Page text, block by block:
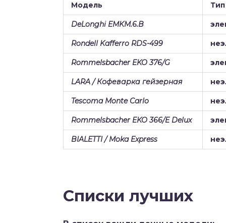
Модель Тип
DeLonghi EMKM.6.B
Rondell Kafferro RDS-499
Rommelsbacher EKO 376/G
LARA / Кофеварка гейзерная
Tescoma Monte Carlo
Rommelsbacher EKO 366/E Delux
BIALETTI / Moka Express
Списки лучших